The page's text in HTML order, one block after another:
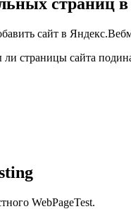
сайт в
страницы сайта
WebPageTest.